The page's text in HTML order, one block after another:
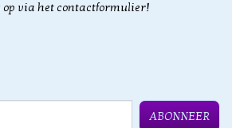
op via het contactformulier!
ABONNEER